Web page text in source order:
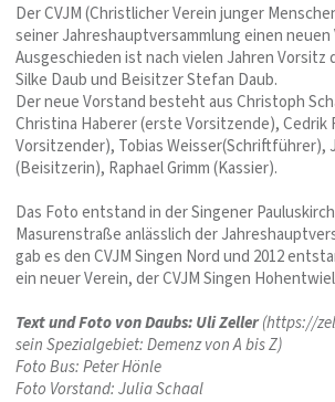
Der CVJM (Christlicher Verein junger
seiner Jahreshauptversammlung einen
Ausgeschieden ist nach vielen Jahren Vorsitz
Silke Daub und Beisitzer Stefan Daub.
Der neue Vorstand besteht aus Christoph
Christina Haberer (erste Vorsitzende), Cedrik
Vorsitzender), Tobias Weisser(Schriftführer),
(Beisitzerin), Raphael Grimm (Kassier).
Das Foto entstand in der Singener
Masurenstraße anlässlich der
gab es den CVJM Singen Nord und 2012
ein neuer Verein, der CVJM Singen Hohentwiel
Text und Foto von Daubs: Uli Zeller(https://
sein Spezialgebiet: Demenz von A bis Z)
Foto Bus: Peter Hönle
Foto Vorstand: Julia Schaal